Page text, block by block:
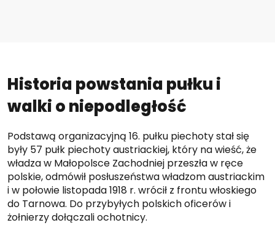
Historia powstania pułku i
walki o niepodległość
Podstawą organizacyjną 16. pułku piechoty stał się
były 57 pułk piechoty austriackiej, który na wieść, że
władza w Małopolsce Zachodniej przeszła w ręce
polskie, odmówił posłuszeństwa władzom austriackim
i w połowie listopada 1918 r. wrócił z frontu włoskiego
do Tarnowa. Do przybyłych polskich oficerów i
żołnierzy dołączali ochotnicy.